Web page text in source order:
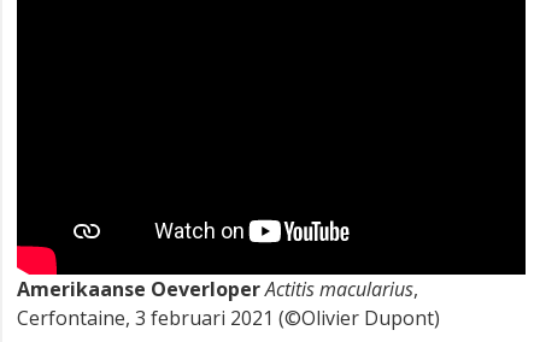
Amerikaanse OeverloperActitis macularius,
Cerfontaine, 3 februari 2021 (©Olivier Dupont)